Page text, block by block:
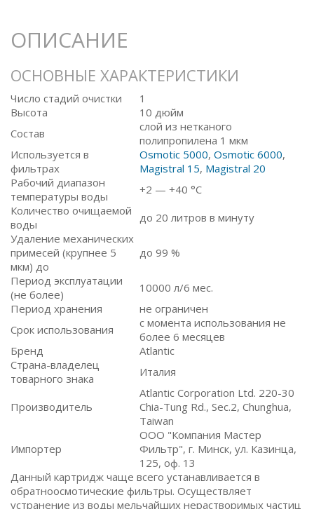
ОПИСАНИЕ
ОСНОВНЫЕ ХАРАКТЕРИСТИКИ
Число стадий очистки
1
Высота
10 дюйм
Состав
слой из нетканого
полипропилена 1 мкм
Используется в
фильтрах
Osmotic 5000, Osmotic 6000,
Magistral 15, Magistral 20
Рабочий диапазон
температуры воды
+2 — +40 °C
Количество очищаемой
воды
до 20 литров в минуту
Удаление механических
примесей (крупнее 5
мкм) до
до 99 %
Период эксплуатации
(не более)
10000 л/6 мес.
Период хранения
не ограничен
Срок использования
с момента использования не
более 6 месяцев
Бренд
Atlantic
Страна-владелец
товарного знака
Италия
Производитель
Atlantic Corporation Ltd. 220-30
Chia-Tung Rd., Sec.2, Chunghua,
Taiwan
Импортер
ООО "Компания Мастер
Фильтр", г. Минск, ул. Казинца,
125, оф. 13
Данный картридж чаще всего устанавливается в
обратноосмотические фильтры. Осуществляет
устранение из воды мельчайших нерастворимых частиц